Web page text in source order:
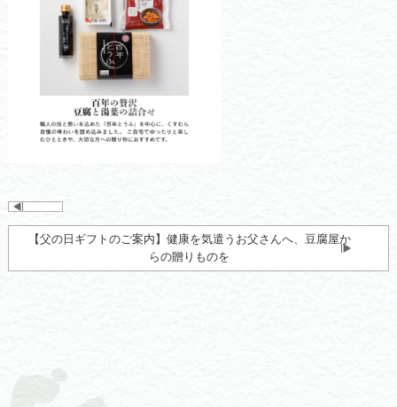
【父の日ギフトのご案内】健康を気遣うお父さんへ、豆腐屋か
らの贈りものを